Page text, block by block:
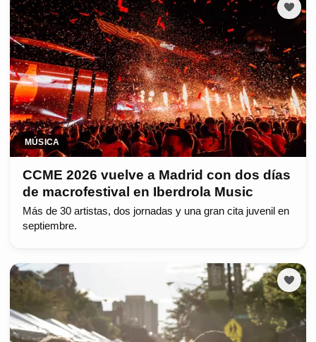
MÚSICA
CCME 2026 vuelve a Madrid con dos días
de macrofestival en Iberdrola Music
Más de 30 artistas, dos jornadas y una gran cita juvenil en
septiembre.